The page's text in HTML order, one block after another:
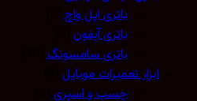
باتری اپل واچ(0)
باتری آیفون(0)
باتری سامسونگ(10)
ابزار تعمیرات موبایل(9)
چسب و اسپری(3)